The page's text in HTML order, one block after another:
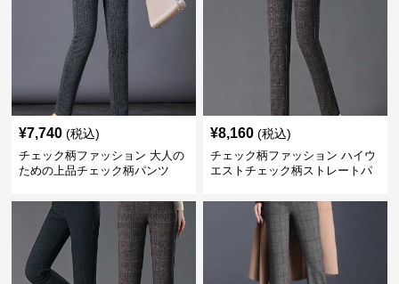
¥7,740 (税込)
チェック柄ファッション 大人の
ための上品チェック柄パンツ
¥8,160 (税込)
チェック柄ファッション ハイウ
エストチェック柄ストレートパ